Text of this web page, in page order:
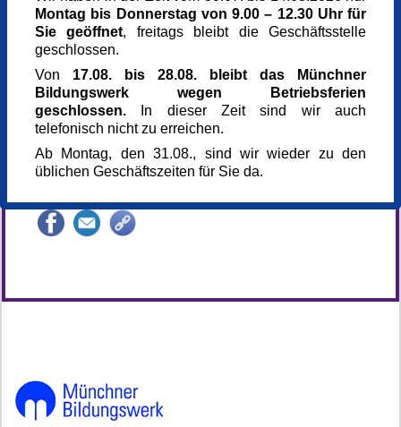
Veranstaltungsort
S-Bahnhof Geltendorf
82269 Geltendorf
München
Kursgebühr
14 €
Anmeldung bis
Kursnummer
166745
Montag bis Donnerstag von 9.00 – 12.30 Uhr für
Sie geöffnet, freitags bleibt die Geschäftsstelle
geschlossen.
Von 17.08. bis 28.08. bleibt das Münchner
Bildungswerk wegen Betriebsferien
geschlossen. In dieser Zeit sind wir auch
telefonisch nicht zu erreichen.
Ab Montag, den 31.08., sind wir wieder zu den
üblichen Geschäftszeiten für Sie da.